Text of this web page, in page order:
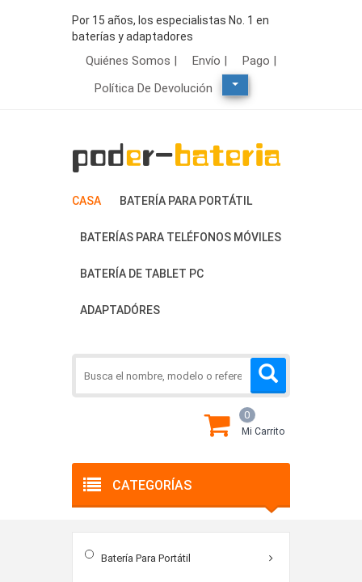
Por 15 años, los especialistas No. 1 en
baterías y adaptadores
Quiénes Somos | Envío |
Pago |
Política De Devolución
CASA BATERÍA PARA PORTÁTIL
BATERÍAS PARA TELÉFONOS MÓVILES
BATERÍA DE TABLET PC
ADAPTADÓRES
CATEGORÍAS
Batería Para Portátil
0
Mi Carrito
Tablet PC Online